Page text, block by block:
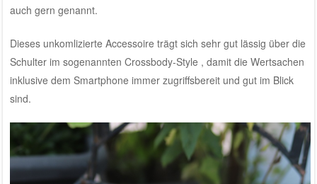
auch gern genannt.
Dieses unkomlizierte Accessoire trägt sich sehr gut lässig über die
Schulter im sogenannten Crossbody-Style , damit die Wertsachen
inklusive dem Smartphone immer zugriffsbereit und gut im Blick
sind.